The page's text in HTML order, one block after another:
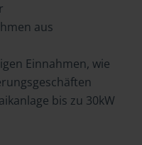
aus
Einnahmen, wie
bis zu 30kW